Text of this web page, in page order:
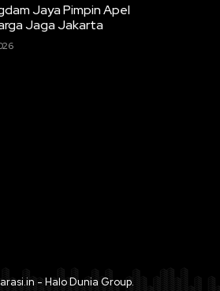
Jaya Pimpin Apel
Jaga Jakarta
- Halo Dunia Group.